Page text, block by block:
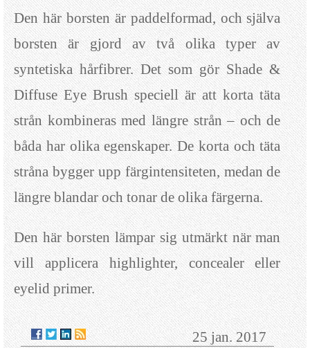
Den här borsten är paddelformad, och själva
borsten är gjord av två olika typer av
syntetiska hårfibrer. Det som gör Shade &
Diffuse Eye Brush speciell är att korta täta
strån kombineras med längre strån – och de
båda har olika egenskaper. De korta och täta
stråna bygger upp färgintensiteten, medan de
längre blandar och tonar de olika färgerna.
Den här borsten lämpar sig utmärkt när man
vill applicera highlighter, concealer eller
eyelid primer.
25 jan. 2017